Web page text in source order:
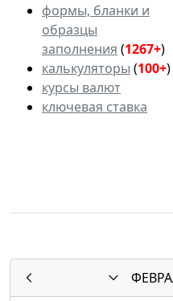
формы, бланки и
образцы
заполнения (1267+)
калькуляторы (100+)
курсы валют
ключевая ставка